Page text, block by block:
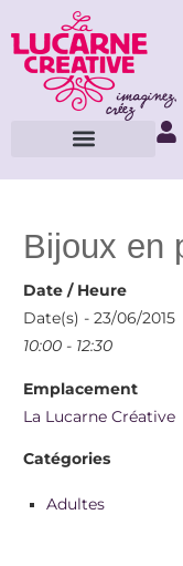
Bijoux en
Date / Heure
Date(s) - 23/06/2015
10:00 - 12:30
Emplacement
La Lucarne Créative
Catégories
Adultes